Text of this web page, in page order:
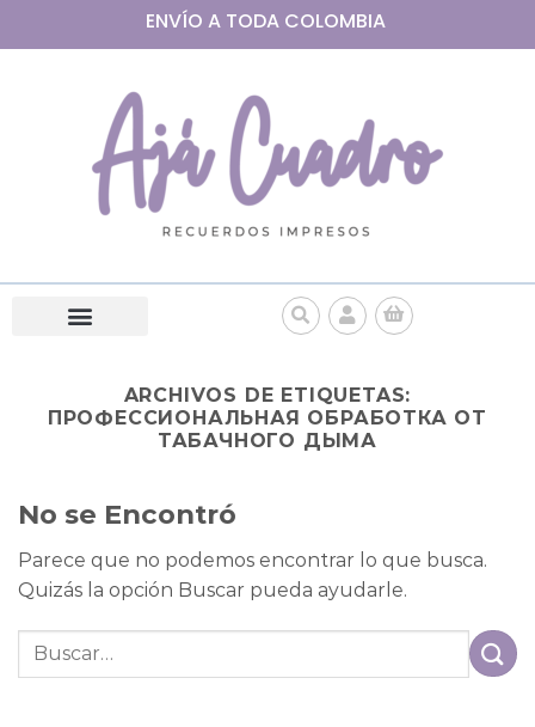
ENVÍO A TODA COLOMBIA
ARCHIVOS DE ETIQUETAS:
ПРОФЕССИОНАЛЬНАЯ ОБРАБОТКА ОТ
ТАБАЧНОГО ДЫМА
No se Encontró
Parece que no podemos encontrar lo que busca.
Quizás la opción Buscar pueda ayudarle.